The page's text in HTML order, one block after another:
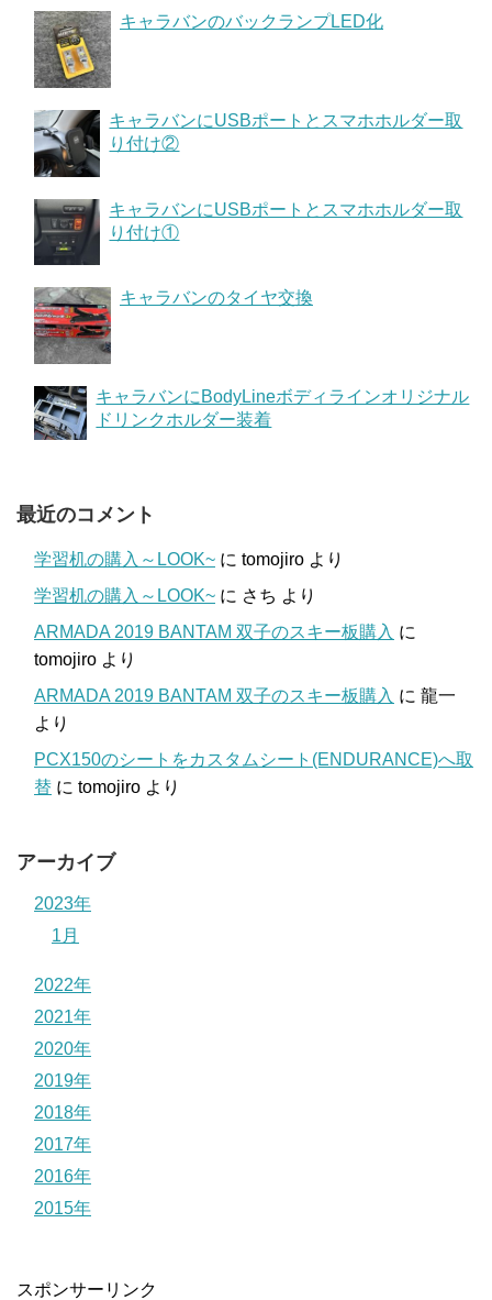
キャラバンのバックランプLED化
キャラバンにUSBポートとスマホホルダー取
り付け②
キャラバンにUSBポートとスマホホルダー取
り付け①
キャラバンのタイヤ交換
キャラバンにBodyLineボディラインオリジナル
ドリンクホルダー装着
最近のコメント
学習机の購入～LOOK~ に tomojiro より
学習机の購入～LOOK~ に さち より
ARMADA 2019 BANTAM 双子のスキー板購入 に
tomojiro より
ARMADA 2019 BANTAM 双子のスキー板購入 に 龍一
より
PCX150のシートをカスタムシート(ENDURANCE)へ取
替 に tomojiro より
アーカイブ
2023年
1月
2022年
2021年
2020年
2019年
2018年
2017年
2016年
2015年
スポンサーリンク